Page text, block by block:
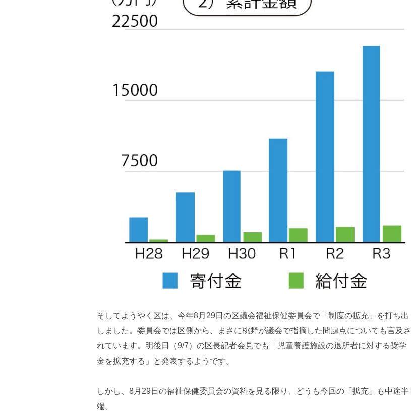
そしてようやく区は、今年8月29日の区議会福祉保健委員会で「制度の拡充」を打ち出
しました。委員会では区側から、まさに桃野が議会で指摘した問題点についても言及さ
れています。明後日（9/7）の区長記者会見でも「児童養護施設の退所者に対する奨学
金を拡充する」と発表するようです。
しかし、8月29日の福祉保健委員会の資料を見る限り、どうも今回の「拡充」も中途半
端。